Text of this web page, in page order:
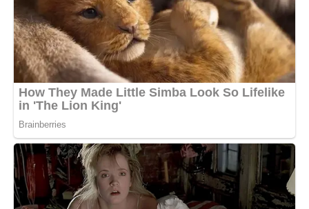
Сподобалась стаття? Поділіться з друзями на Facebook